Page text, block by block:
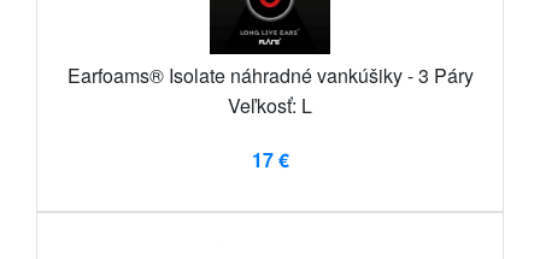
Earfoams® Isolate náhradné vankúšiky - 3 Páry
Veľkosť: L
17 €